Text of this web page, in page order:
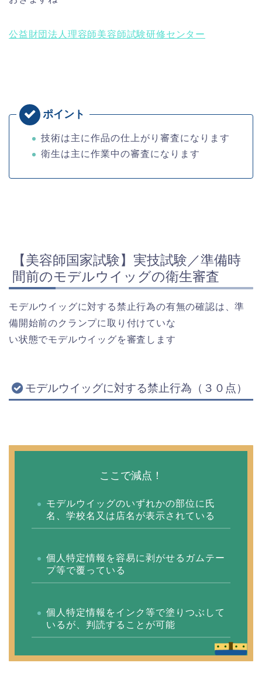
公益財団法人理容師美容師試験研修センター
技術は主に作品の仕上がり審査になります
衛生は主に作業中の審査になります
【美容師国家試験】実技試験／準備時
間前のモデルウイッグの衛生審査
モデルウイッグに対する禁止行為の有無の確認は、準
備開始前のクランプに取り付けていな
い状態でモデルウイッグを審査します
モデルウイッグに対する禁止行為（３０点）
ここで減点！
モデルウイッグのいずれかの部位に氏
名、学校名又は店名が表示されている
個人特定情報を容易に剥がせるガムテー
プ等で覆っている
個人特定情報をインク等で塗りつぶして
いるが、判読することが可能